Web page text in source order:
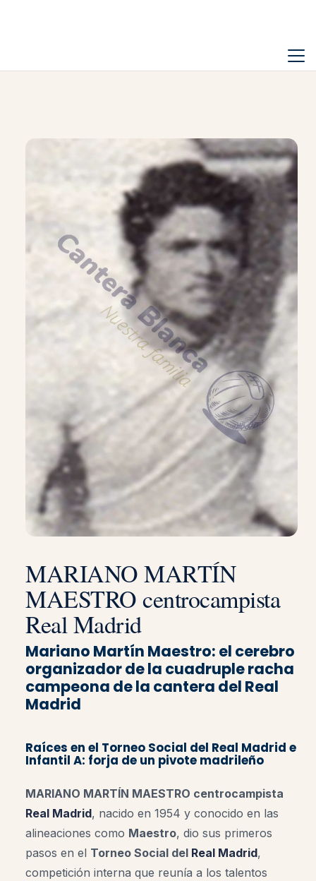
MARIANO MARTÍN
MAESTRO centrocampista
Real Madrid
Mariano Martín Maestro: el cerebro
organizador de la cuadruple racha
campeona de la cantera del Real
Madrid
Raíces en el Torneo Social del Real Madrid e
Infantil A: forja de un pivote madrileño
MARIANO MARTÍN MAESTRO centrocampista
Real Madrid, nacido en 1954 y conocido en las
alineaciones como Maestro, dio sus primeros
pasos en el Torneo Social del Real Madrid,
competición interna que reunía a los talentos